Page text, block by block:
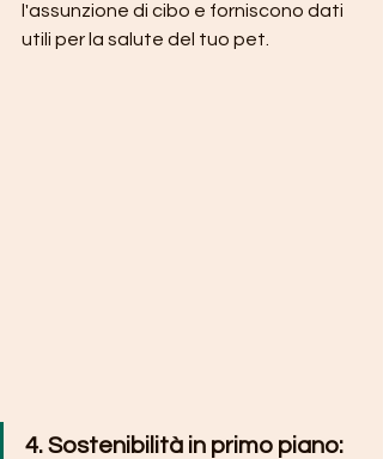
l'assunzione di cibo e forniscono dati
utili per la salute del tuo pet.
4. Sostenibilità in primo piano: